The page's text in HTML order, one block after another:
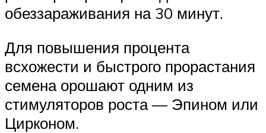
обеззараживания на 30 минут.
Для повышения процента
всхожести и быстрого прорастания
семена орошают одним из
стимуляторов роста — Эпином или
Цирконом.